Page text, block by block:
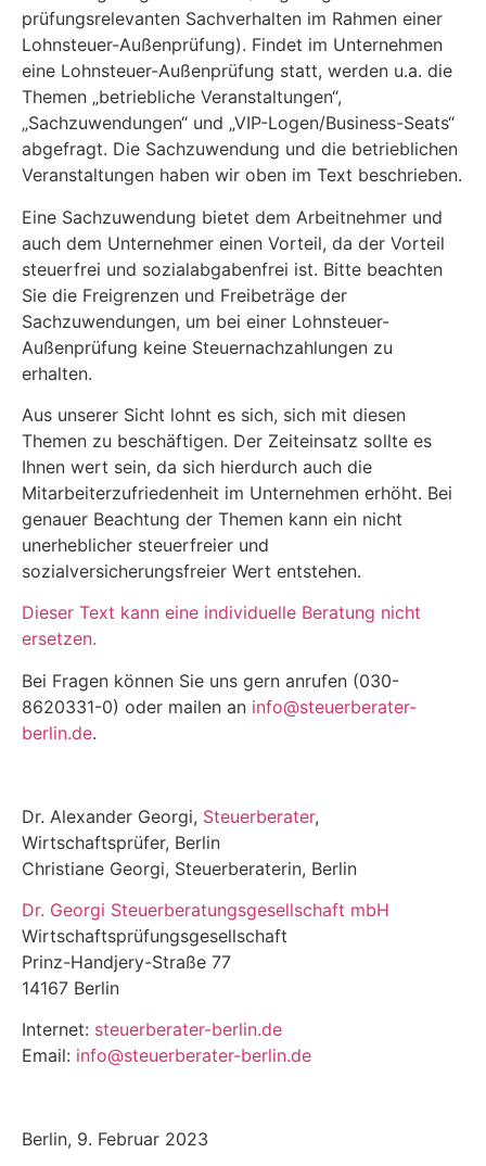
prüfungsrelevanten Sachverhalten im Rahmen einer
Lohnsteuer-Außenprüfung). Findet im Unternehmen
eine Lohnsteuer-Außenprüfung statt, werden u.a. die
Themen „betriebliche Veranstaltungen“,
„Sachzuwendungen“ und „VIP-Logen/Business-Seats“
abgefragt. Die Sachzuwendung und die betrieblichen
Veranstaltungen haben wir oben im Text beschrieben.
Eine Sachzuwendung bietet dem Arbeitnehmer und
auch dem Unternehmer einen Vorteil, da der Vorteil
steuerfrei und sozialabgabenfrei ist. Bitte beachten
Sie die Freigrenzen und Freibeträge der
Sachzuwendungen, um bei einer Lohnsteuer-
Außenprüfung keine Steuernachzahlungen zu
erhalten.
Aus unserer Sicht lohnt es sich, sich mit diesen
Themen zu beschäftigen. Der Zeiteinsatz sollte es
Ihnen wert sein, da sich hierdurch auch die
Mitarbeiterzufriedenheit im Unternehmen erhöht. Bei
genauer Beachtung der Themen kann ein nicht
unerheblicher steuerfreier und
sozialversicherungsfreier Wert entstehen.
Dieser Text kann eine individuelle Beratung nicht
ersetzen.
Bei Fragen können Sie uns gern anrufen (030-
8620331-0) oder mailen an info@steuerberater-
berlin.de.
Dr. Alexander Georgi, Steuerberater,
Wirtschaftsprüfer, Berlin
Christiane Georgi, Steuerberaterin, Berlin
Dr. Georgi Steuerberatungsgesellschaft mbH
Wirtschaftsprüfungsgesellschaft
Prinz-Handjery-Straße 77
14167 Berlin
Internet: steuerberater-berlin.de
Email: info@steuerberater-berlin.de
Berlin, 9. Februar 2023